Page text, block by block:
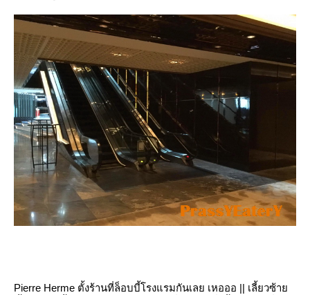
Pierre Herme ตั้งร้านที่ล็อบบี้โรงแรมกันเลย เหอออ || เลี้ยวซ้า